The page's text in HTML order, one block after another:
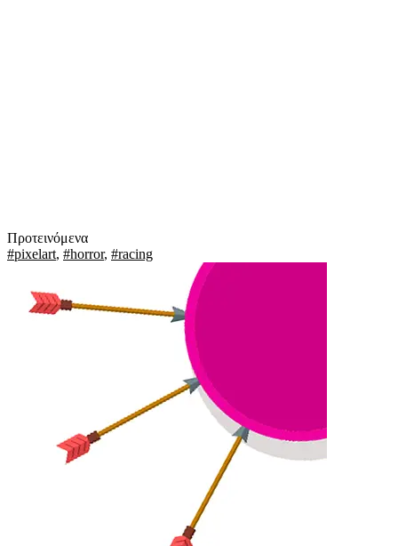
Προτεινόμενα
#pixelart, #horror, #racing